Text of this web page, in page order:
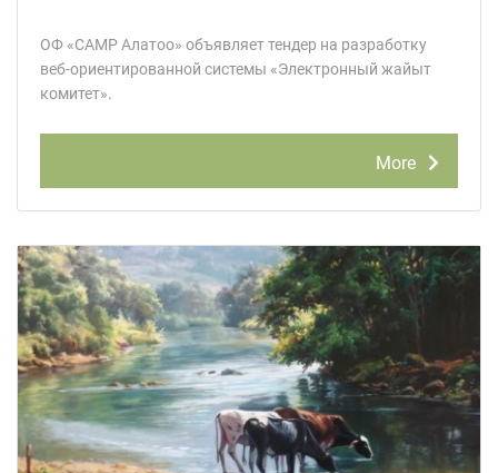
ОФ «САМР Алатоо» объявляет тендер на разработку
веб-ориентированной системы «Электронный жайыт
комитет».
More